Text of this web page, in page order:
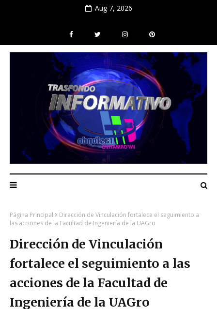
Aug 7, 2026
Página Principal
Dirección de Vinculación fortalece el seguimiento a
las acciones de la Facultad de Ingeniería de la UAGro
Dirección de Vinculación
fortalece el seguimiento a las
acciones de la Facultad de
Ingeniería de la UAGro